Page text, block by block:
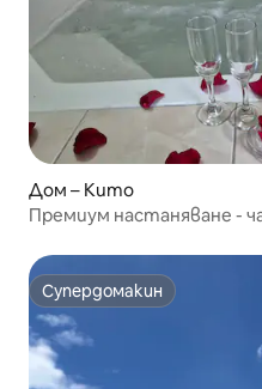
Дом – Кито
Премиум настаняване -
Супердомакин
Супердомакин